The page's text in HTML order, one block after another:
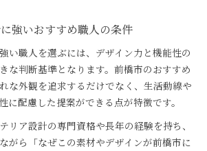
強いおすすめ職人の条件
い職人を選ぶには、デザイン力と機能性の
な判断基準となります。前橋市のおすすめ
な外観を追求するだけでなく、生活動線や
に配慮した提案ができる点が特徴です。
リア設計の専門資格や長年の経験を持ち、
がら「なぜこの素材やデザインが前橋市に